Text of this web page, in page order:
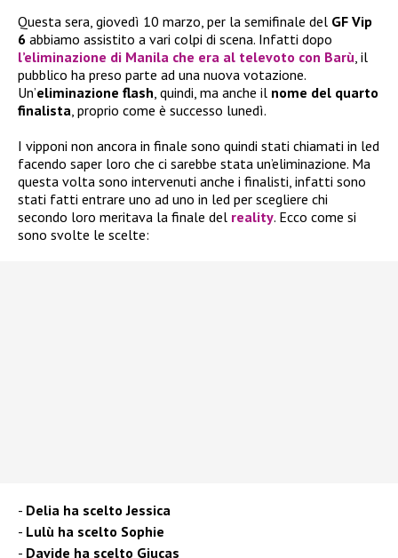
Questa sera, giovedì 10 marzo, per la semifinale del GF Vip
6 abbiamo assistito a vari colpi di scena. Infatti dopo
l’eliminazione di Manila che era al televoto con Barù, il
pubblico ha preso parte ad una nuova votazione.
Un’eliminazione flash, quindi, ma anche il nome del quarto
finalista, proprio come è successo lunedì.
I vipponi non ancora in finale sono quindi stati chiamati in led
facendo saper loro che ci sarebbe stata un’eliminazione. Ma
questa volta sono intervenuti anche i finalisti, infatti sono
stati fatti entrare uno ad uno in led per scegliere chi
secondo loro meritava la finale del reality. Ecco come si
sono svolte le scelte:
Delia ha scelto Jessica
Lulù ha scelto Sophie
Davide ha scelto Giucas